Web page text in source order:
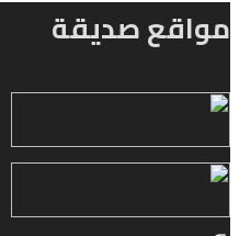
مواقع صديقة